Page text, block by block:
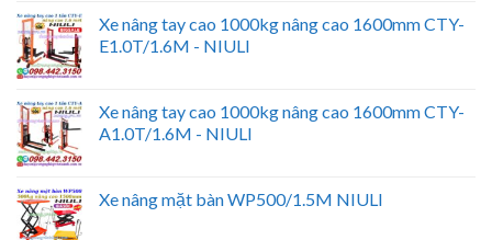
Xe nâng tay cao 1000kg nâng cao 1600mm CTY-
E1.0T/1.6M - NIULI
Xe nâng tay cao 1000kg nâng cao 1600mm CTY-
A1.0T/1.6M - NIULI
Xe nâng mặt bàn WP500/1.5M NIULI